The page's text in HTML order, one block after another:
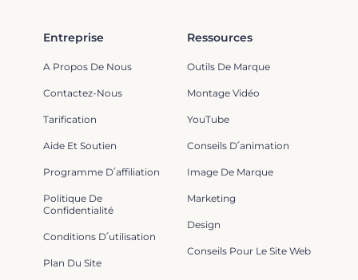
Entreprise
A Propos De Nous
Contactez-Nous
Tarification
Aide Et Soutien
Programme D՛affiliation
Politique De
Confidentialité
Conditions D՛utilisation
Plan Du Site
Ressources
Outils De Marque
Montage Vidéo
YouTube
Conseils D՛animation
Image De Marque
Marketing
Design
Conseils Pour Le Site Web